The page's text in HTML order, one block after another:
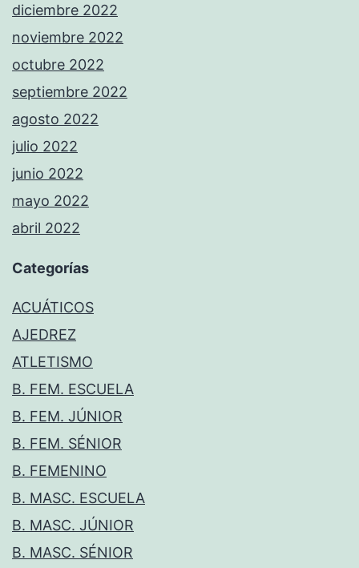
diciembre 2022
noviembre 2022
octubre 2022
septiembre 2022
agosto 2022
julio 2022
junio 2022
mayo 2022
abril 2022
Categorías
ACUÁTICOS
AJEDREZ
ATLETISMO
B. FEM. ESCUELA
B. FEM. JÚNIOR
B. FEM. SÉNIOR
B. FEMENINO
B. MASC. ESCUELA
B. MASC. JÚNIOR
B. MASC. SÉNIOR